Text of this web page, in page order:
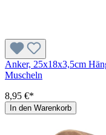
Anker, 25x18x3,5cm
Muscheln
8,95 €*
In den Warenkorb